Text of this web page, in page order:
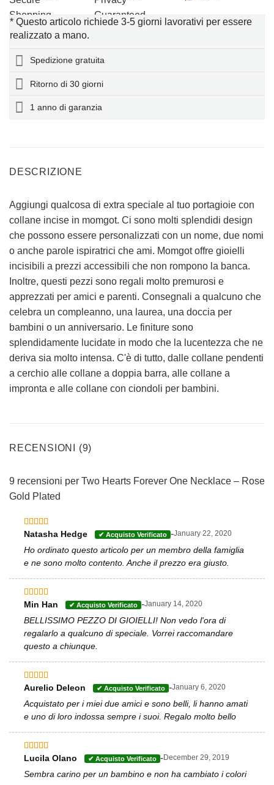
* Questo articolo richiede 3-5 giorni lavorativi per essere
realizzato a mano.
Spedizione gratuita
Ritorno di 30 giorni
1 anno di garanzia
DESCRIZIONE
Aggiungi qualcosa di extra speciale al tuo portagioie con
collane incise in momgot. Ci sono molti splendidi design
che possono essere personalizzati con un nome, due nomi
o anche parole ispiratrici che ami. Momgot offre gioielli
incisibili a prezzi accessibili che non rompono la banca.
Inoltre, questi pezzi sono regali molto premurosi e
apprezzati per amici e parenti. Consegnali a qualcuno che
celebra un compleanno, una laurea, una doccia per
bambini o un anniversario. Le finiture sono
splendidamente lucidate in modo che la lucentezza che ne
deriva sia molto intensa. C'è di tutto, dalle collane pendenti
a cerchio alle collane a doppia barra, alle collane a
impronta e alle collane con ciondoli per bambini.
RECENSIONI (9)
9 recensioni per Two Hearts Forever One Necklace – Rose
Gold Plated
Valutato5
Natasha Hedge -January 22, 2020
Ho ordinato questo articolo per un membro della famiglia
e ne sono molto contento. Anche il prezzo era giusto.
Valutato
Min Han -January 14, 2020
BELLISSIMO PEZZO DI GIOIELLI! Non vedo l'ora di
regalarlo a qualcuno di speciale. Vorrei raccomandare
questo a chiunque.
Valutato 5
Aurelio Deleon -January 6, 2020
Acquistato per i miei due amici e sono belli, li hanno amati
e uno di loro indossa sempre i suoi. Regalo molto bello
Valutato
Lucila Olano -December 29, 2019
Sembra carino per un bambino e non ha cambiato i colori